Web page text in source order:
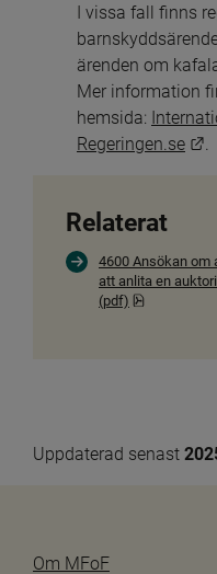
I vissa fall finns
ärenden om
Mer information
hemsida:
Regeringen.se
Relaterat
4600 Ansökan om
att anlita en
(pdf)
Pdf, 1.1
Uppdaterad senast
Om MFoF